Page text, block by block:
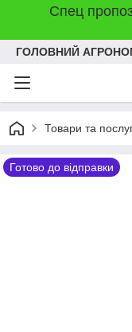
Спец
ГОЛОВНИЙ
Товари та
Готово до відправки